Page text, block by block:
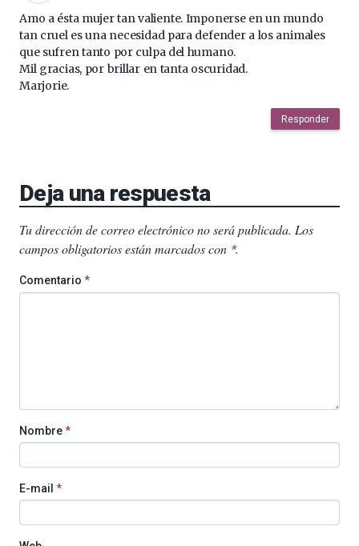
Amo a ésta mujer tan valiente. Imponerse en un mundo
tan cruel es una necesidad para defender a los animales
que sufren tanto por culpa del humano.
Mil gracias, por brillar en tanta oscuridad.
Marjorie.
Responder
Deja una respuesta
Tu dirección de correo electrónico no será publicada. Los
campos obligatorios están marcados con *.
Comentario *
Nombre*
E-mail *